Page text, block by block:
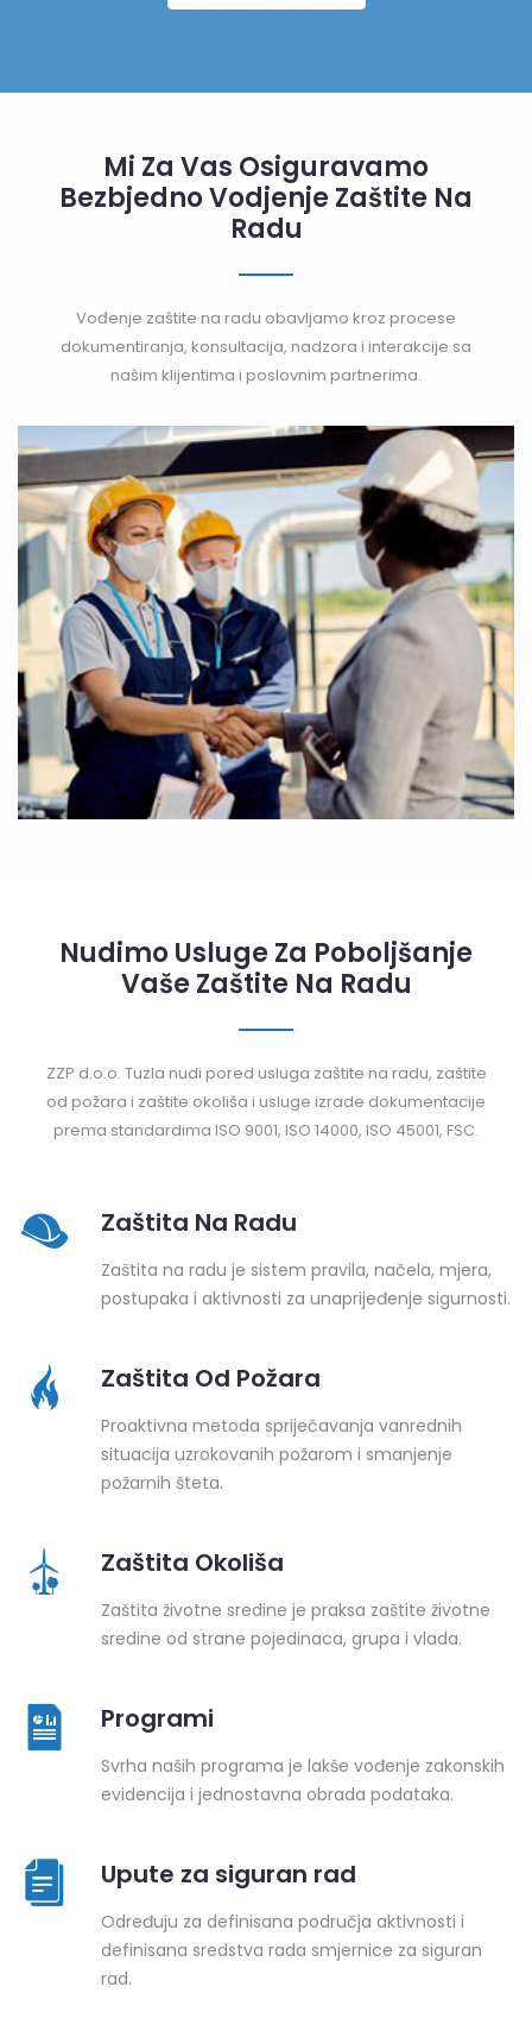
Mi Za Vas Osiguravamo
Bezbjedno Vodjenje Zaštite Na
Radu
Vođenje zaštite na radu obavljamo kroz procese
dokumentiranja, konsultacija, nadzora i interakcije sa
našim klijentima i poslovnim partnerima.
Nudimo Usluge Za Poboljšanje
Vaše Zaštite Na Radu
ZZP d.o.o. Tuzla nudi pored usluga zaštite na radu, zaštite
od požara i zaštite okoliša i usluge izrade dokumentacije
prema standardima ISO 9001, ISO 14000, ISO 45001, FSC.
Zaštita Na Radu
Zaštita na radu je sistem pravila, načela, mjera,
postupaka i aktivnosti za unaprijeđenje sigurnosti.
Zaštita Od Požara
Proaktivna metoda spriječavanja vanrednih
situacija uzrokovanih požarom i smanjenje
požarnih šteta.
Zaštita Okoliša
Zaštita životne sredine je praksa zaštite životne
sredine od strane pojedinaca, grupa i vlada.
Programi
Svrha naših programa je lakše vođenje zakonskih
evidencija i jednostavna obrada podataka.
Upute za siguran rad
Određuju za definisana područja aktivnosti i
definisana sredstva rada smjernice za siguran
rad.